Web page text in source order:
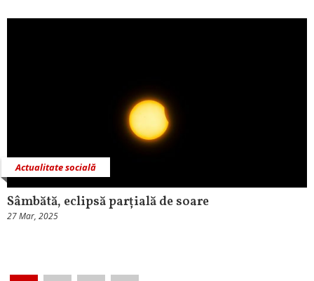
Actualitate socială
Sâmbătă, eclipsă parțială de soare
27 Mar, 2025